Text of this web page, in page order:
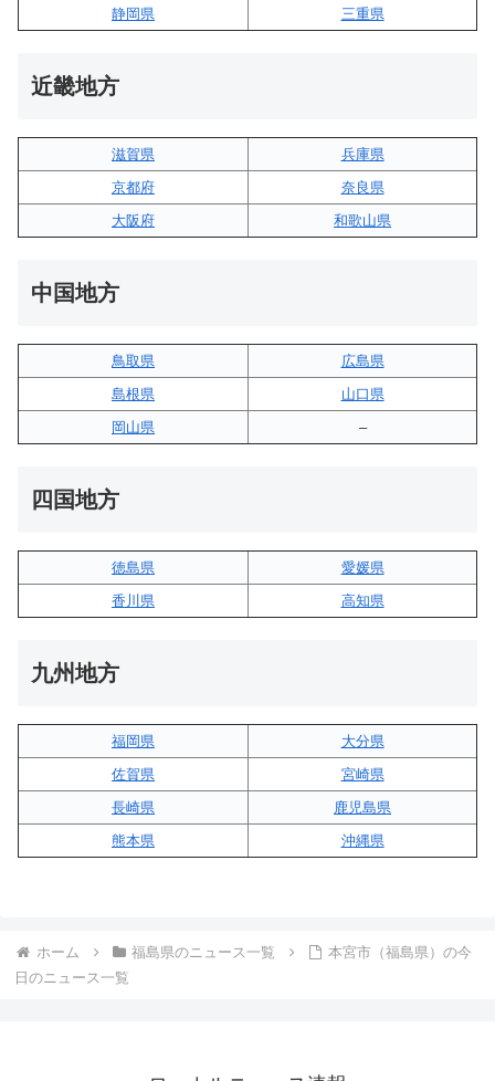
静岡県
三重県
近畿地方
滋賀県
兵庫県
京都府
奈良県
大阪府
和歌山県
中国地方
鳥取県
広島県
島根県
山口県
岡山県
–
四国地方
徳島県
愛媛県
香川県
高知県
九州地方
福岡県
大分県
佐賀県
宮崎県
長崎県
鹿児島県
熊本県
沖縄県
ホーム 福島県のニュース一覧
本宮市（福島県）の今
日のニュース一覧